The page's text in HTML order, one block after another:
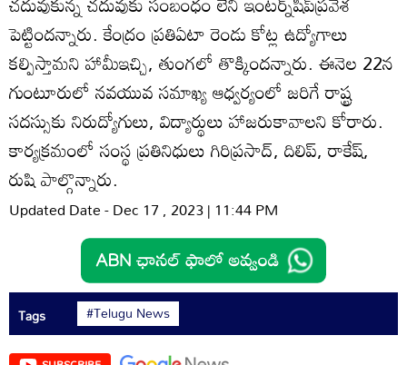
పెట్టిందన్నారు. కేంద్రం ప్రతిఏటా రెండు కోట్ల ఉద్యోగాలు
కల్పిస్తామని హామీఇచ్చి, తుంగలో తొక్కిందన్నారు. ఈనెల 22న
గుంటూరులో నవయువ సమాఖ్య ఆధ్వర్యంలో జరిగే రాష్ట్ర
సదస్సుకు నిరుద్యోగులు, విద్యార్థులు హాజరుకావాలని కోరారు.
కార్యక్రమంలో సంస్థ ప్రతినిధులు గిరిప్రసాద్‌, దిలిప్‌, రాకేష్‌,
రుషి పాల్గొన్నారు.
Updated Date - Dec 17 , 2023 | 11:44 PM
Tags #Telugu News